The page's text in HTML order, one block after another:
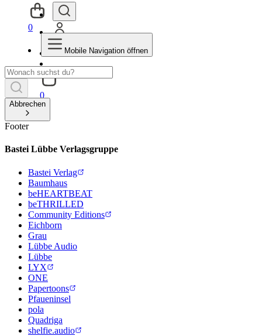
0
0
Mobile Navigation öffnen
Abbrechen
Footer
Bastei Lübbe Verlagsgruppe
Bastei Verlag
Baumhaus
beHEARTBEAT
beTHRILLED
Community Editions
Eichborn
Grau
Lübbe Audio
Lübbe
LYX
ONE
Papertoons
Pfaueninsel
pola
Quadriga
shelfie.audio